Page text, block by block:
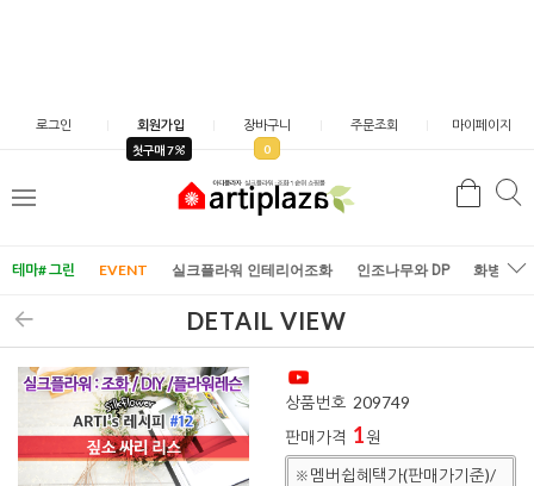
로그인 회원가입
첫구매 7
장바구니
0
주문조회 마이페이지
메
검
테마# 그린 EVENT 실크플라워 인테리어조화 인조나무와 DP 화병/화
DETAIL VIEW
상품번호 209749
판매가격 1원
※멤버쉽혜택가(판매가기준)/